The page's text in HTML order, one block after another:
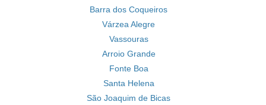
Barra dos Coqueiros
Várzea Alegre
Vassouras
Arroio Grande
Fonte Boa
Santa Helena
São Joaquim de Bicas